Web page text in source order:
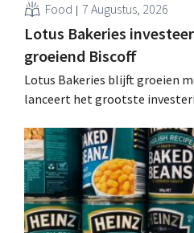
Food 7 Augustus, 2026
Lotus Bakeries
groeiend Biscoff
Lotus Bakeries blijft groeien
lanceert het grootste
moeten dit momentum